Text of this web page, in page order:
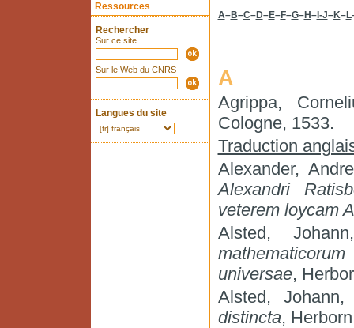
Ressources
Rechercher
Sur ce site
Sur le Web du CNRS
Langues du site
A–B–C–D–E–F–G–H –I-J–K–L
A
Agrippa,
Cologne, 1533.
Traduction
Alexander,
Alexandri
veterem loycam
Alsted,
universae,
Alsted,
distincta,